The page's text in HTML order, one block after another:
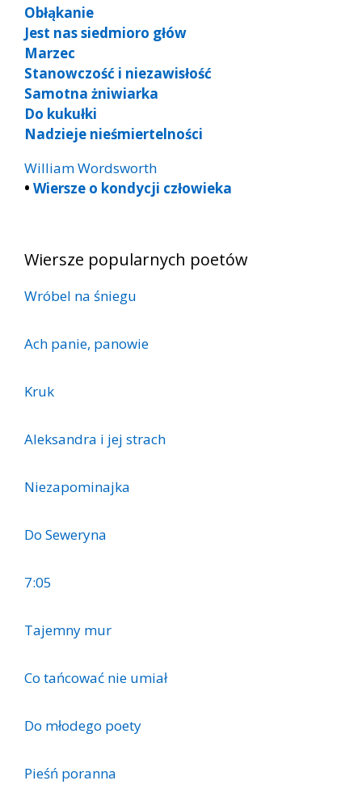
Obłąkanie
Jest nas siedmioro głów
Marzec
Stanowczość i niezawisłość
Samotna żniwiarka
Do kukułki
Nadzieje nieśmiertelności
William Wordsworth
• Wiersze o kondycji człowieka
Wiersze popularnych poetów
Wróbel na śniegu
Ach panie, panowie
Kruk
Aleksandra i jej strach
Niezapominajka
Do Seweryna
7:05
Tajemny mur
Co tańcować nie umiał
Do młodego poety
Pieśń poranna